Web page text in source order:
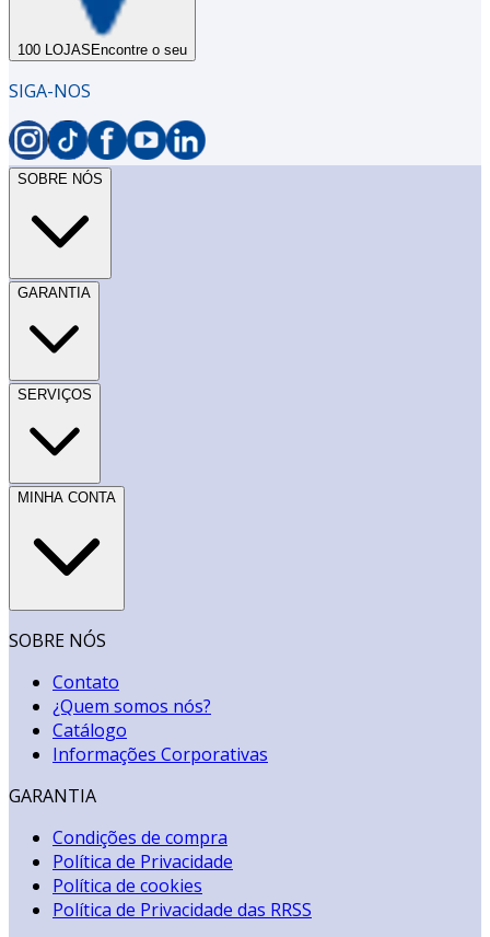
100 LOJAS Encontre o seu
SIGA-NOS
SOBRE NÓS
GARANTIA
SERVIÇOS
MINHA CONTA
SOBRE NÓS
Contato
¿Quem somos nós?
Catálogo
Informações Corporativas
GARANTIA
Condições de compra
Política de Privacidade
Política de cookies
Política de Privacidade das RRSS